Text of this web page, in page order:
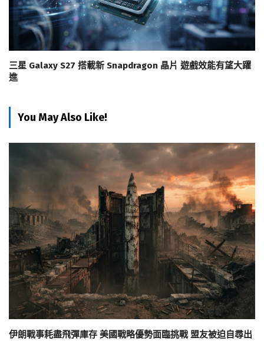
三星 Galaxy S27 搭載新 Snapdragon 晶片 遊戲效能有望大躍
進
You May Also Like!
伊朗戰事耗盡飛彈庫存 美國戰略優勢面臨挑戰 盟友被迫自尋出